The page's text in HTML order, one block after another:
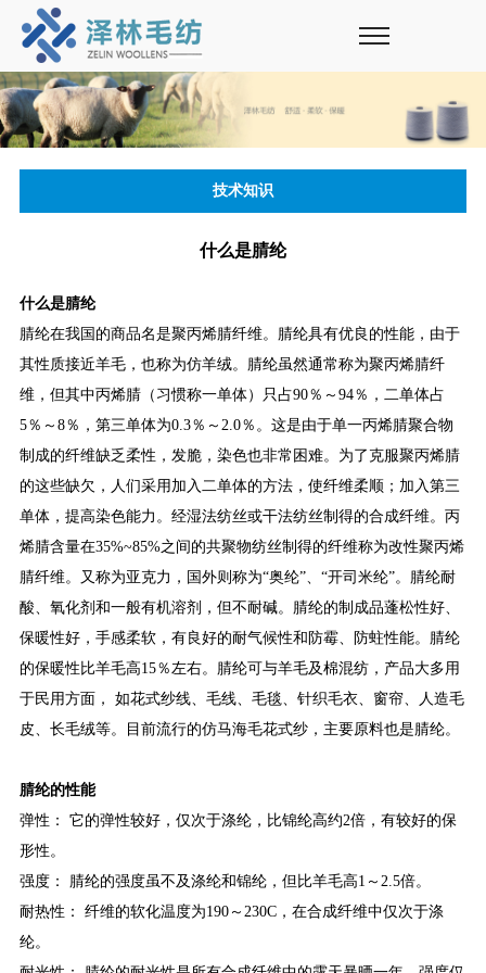
技术知识
什么是腈纶
什么是腈纶
腈纶在我国的商品名是聚丙烯腈纤维。腈纶具有优良的性能，由于
其性质接近羊毛，也称为仿羊绒。腈纶虽然通常称为聚丙烯腈纤
维，但其中丙烯腈（习惯称一单体）只占90％～94％，二单体占
5％～8％，第三单体为0.3％～2.0％。这是由于单一丙烯腈聚合物
制成的纤维缺乏柔性，发脆，染色也非常困难。为了克服聚丙烯腈
的这些缺欠，人们采用加入二单体的方法，使纤维柔顺；加入第三
单体，提高染色能力。经湿法纺丝或干法纺丝制得的合成纤维。丙
烯腈含量在35%~85%之间的共聚物纺丝制得的纤维称为改性聚丙烯
腈纤维。又称为亚克力，国外则称为“奥纶”、“开司米纶”。腈纶耐
酸、氧化剂和一般有机溶剂，但不耐碱。腈纶的制成品蓬松性好、
保暖性好，手感柔软，有良好的耐气候性和防霉、防蛀性能。腈纶
的保暖性比羊毛高15％左右。腈纶可与羊毛及棉混纺，产品大多用
于民用方面， 如花式纱线、毛线、毛毯、针织毛衣、窗帘、人造毛
皮、长毛绒等。目前流行的仿马海毛花式纱，主要原料也是腈纶。
腈纶的性能
弹性： 它的弹性较好，仅次于涤纶，比锦纶高约2倍，有较好的保
形性。
强度： 腈纶的强度虽不及涤纶和锦纶，但比羊毛高1～2.5倍。
耐热性： 纤维的软化温度为190～230C，在合成纤维中仅次于涤
纶。